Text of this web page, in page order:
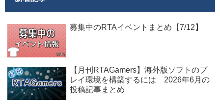
募集中のRTAイベントまとめ【7/12】
【月刊RTAGamers】海外版ソフトのプ
レイ環境を構築するには 2026年6月の
投稿記事まとめ